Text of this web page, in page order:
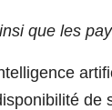
que les
de